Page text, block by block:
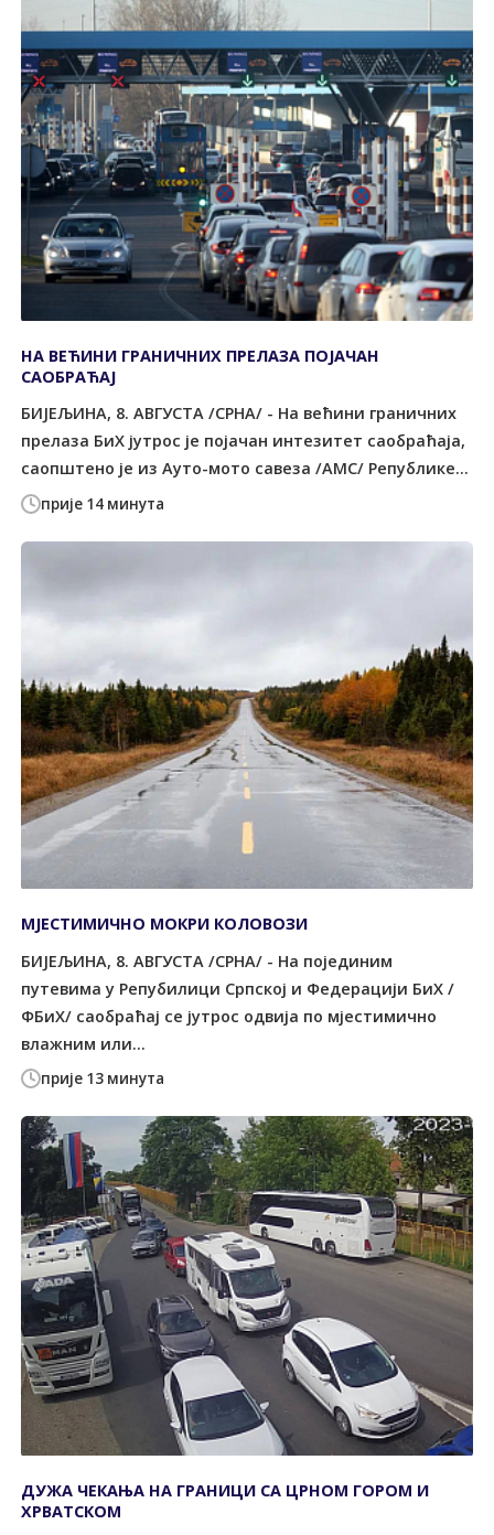
прије 14 минута
НА ВЕЋИНИ ГРАНИЧНИХ ПРЕЛАЗА ПОЈАЧАН
САОБРАЋАЈ
БИЈЕЉИНА, 8. АВГУСТА /СРНА/ - На већини граничних
прелаза БиХ јутрос је појачан интезитет саобраћаја,
саопштено је из Ауто-мото савеза /АМС/ Републике...
прије 13 минута
МЈЕСТИМИЧНО МОКРИ КОЛОВОЗИ
БИЈЕЉИНА, 8. АВГУСТА /СРНА/ - На појединим
путевима у Репубилици Српској и Федерацији БиХ /
ФБиХ/ саобраћај се јутрос одвија по мјестимично
влажним или...
ДУЖА ЧЕКАЊА НА ГРАНИЦИ СА ЦРНОМ ГОРОМ И
ХРВАТСКОМ